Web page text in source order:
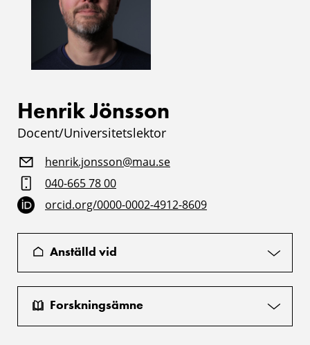
Henrik Jönsson
Docent/Universitetslektor
henrik.jonsson@mau.se
040-665 78 00
orcid.org/0000-0002-4912-8609
Anställd vid
Forskningsämne